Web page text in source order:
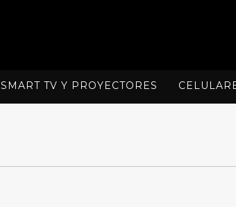
SMART TV Y PROYECTORES